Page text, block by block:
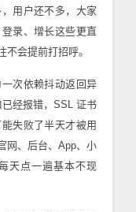
用户还不多，大家
录、增长这些更直
会提前打招呼。
次依赖抖动返回异
经报错，SSL 证书
失败了半天才被用
网、后台、App、小
天点一遍基本不现